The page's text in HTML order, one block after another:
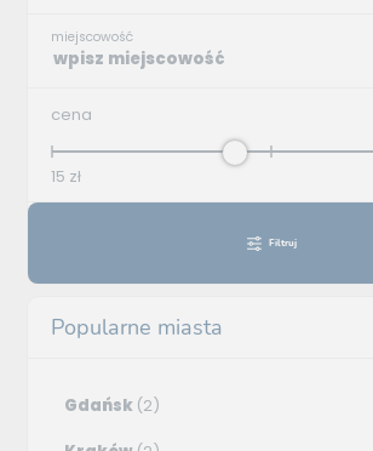
miejscowość
cena
15 zł
Filtruj
Popularne miasta
Gdańsk (2)